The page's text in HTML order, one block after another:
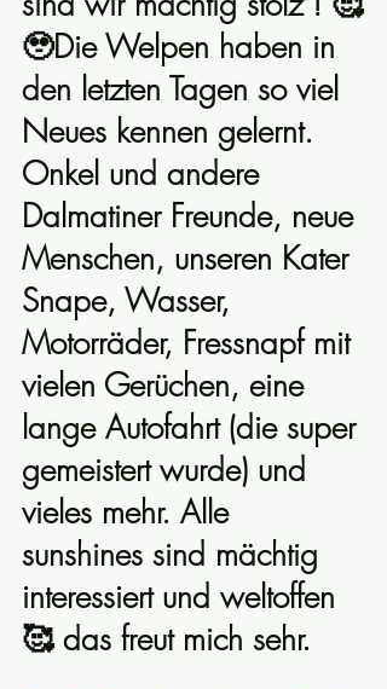
🥹Die Welpen haben in
den letzten Tagen so viel
Neues kennen gelernt.
Onkel und andere
Dalmatiner Freunde, neue
Menschen, unseren Kater
Snape, Wasser,
Motorräder, Fressnapf mit
vielen Gerüchen, eine
lange Autofahrt (die super
gemeistert wurde) und
vieles mehr. Alle
sunshines sind mächtig
interessiert und weltoffen
🥰 das freut mich sehr.